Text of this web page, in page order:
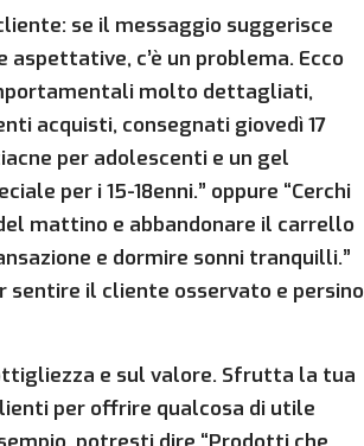
se il messaggio suggerisce
c’è un problema. Ecco
molto dettagliati,
acquisti, consegnati giovedì 17
per adolescenti e un gel
per i 15-18enni.” oppure “Cerchi
mattino e abbandonare il carrello
e dormire sonni tranquilli.”
sentire il cliente osservato e persino
e sul valore. Sfrutta la tua
per offrire qualcosa di utile